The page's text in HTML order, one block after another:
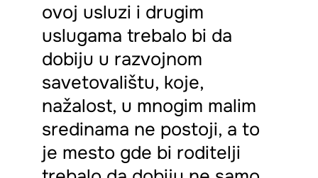
ovoj usluzi i drugim
uslugama trebalo bi da
dobiju u razvojnom
savetovalištu, koje,
nažalost, u mnogim malim
sredinama ne postoji, a to
je mesto gde bi roditelji